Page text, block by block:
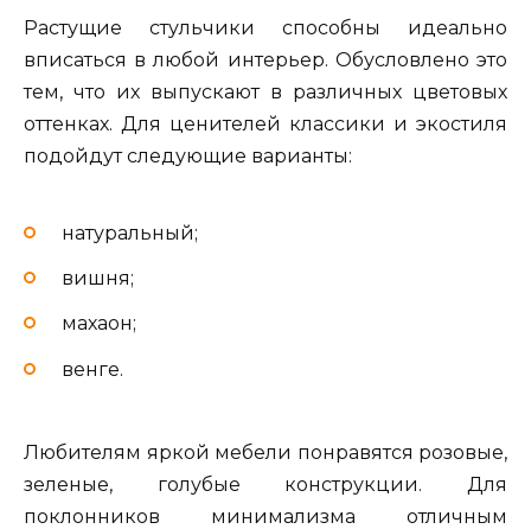
Растущие стульчики способны идеально
вписаться в любой интерьер. Обусловлено это
тем, что их выпускают в различных цветовых
оттенках. Для ценителей классики и экостиля
подойдут следующие варианты:
натуральный;
вишня;
махаон;
венге.
Любителям яркой мебели понравятся розовые,
зеленые, голубые конструкции. Для
поклонников минимализма отличным